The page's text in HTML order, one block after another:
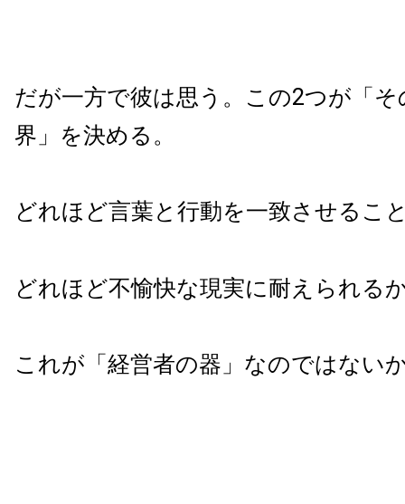
だが一方で彼は思う。この2つが「そ
界」を決める。
どれほど言葉と行動を一致させるこ
どれほど不愉快な現実に耐えられる
これが「経営者の器」なのではない